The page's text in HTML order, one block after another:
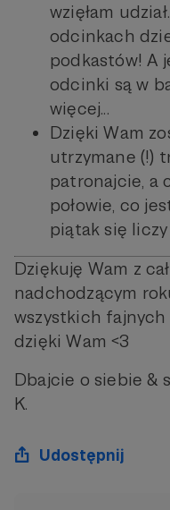
wzięłam
odcinkach
podkastów! A
odcinki są w
więcej...
Dzięki Wam
utrzymane (!)
patronajcie, a
połowie, co
piątak się
Dziękuję Wam z
nadchodzącym
wszystkich
dzięki Wam <3
Dbajcie o siebie &
K.
Udostępnij